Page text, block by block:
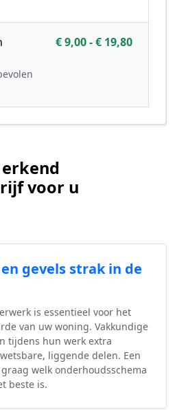
€ 9,00 - € 19,80
voor u
gevels strak in de
is essentieel voor het
van uw woning. Vakkundige
tijdens hun werk extra
liggende delen. Een
welk onderhoudsschema
beste is.